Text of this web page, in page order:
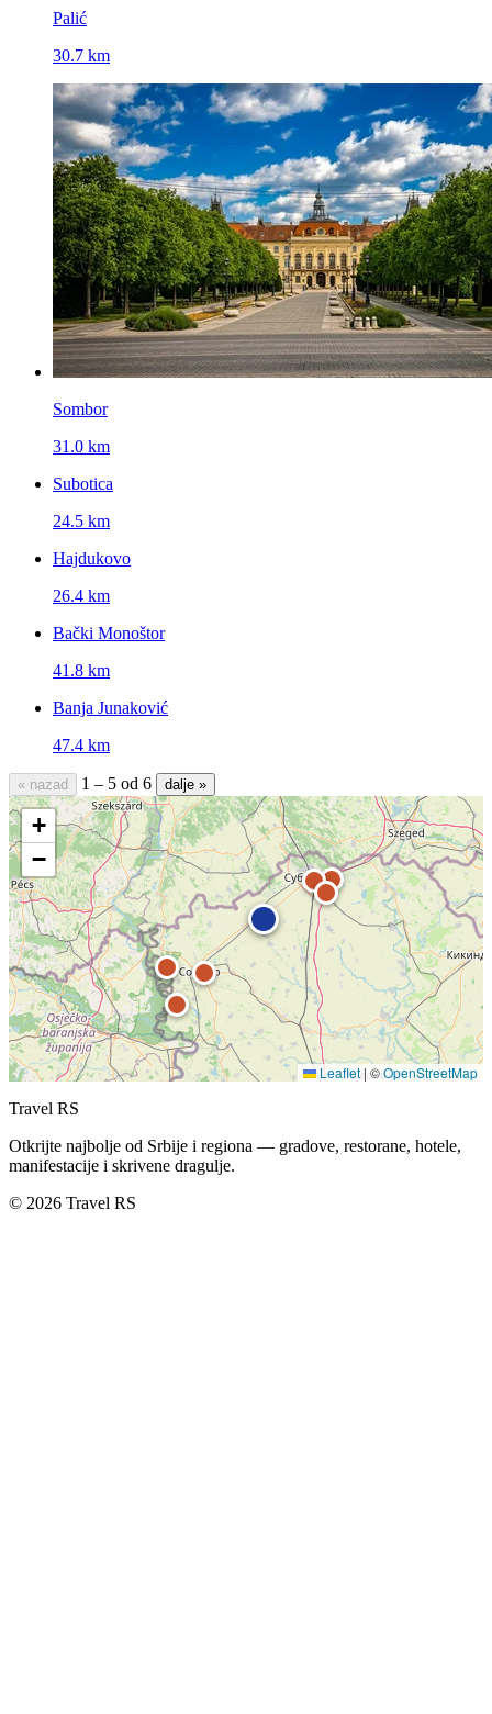
Palić
30.7 km
Sombor
31.0 km
Subotica
24.5 km
Hajdukovo
26.4 km
Bački Monoštor
41.8 km
Banja Junaković
47.4 km
« nazad 1 – 5 od 6 dalje »
+
−
Leaflet|©OpenStreetMap
Travel RS
Otkrijte najbolje od Srbije i regiona — gradove, restorane, hotele,
manifestacije i skrivene dragulje.
© 2026 Travel RS